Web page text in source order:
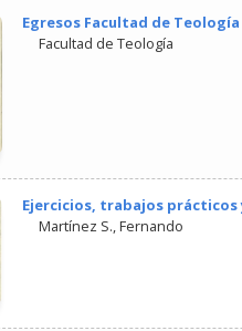
Egresos Facultad de Teología
Facultad de Teología
Ejercicios, trabajos prácticos
Martínez S., Fernando